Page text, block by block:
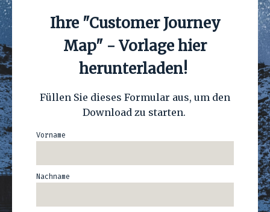
Ihre "Customer Journey
Map" - Vorlage hier
herunterladen!
Füllen Sie dieses Formular aus, um den
Download zu starten.
Vorname
Nachname